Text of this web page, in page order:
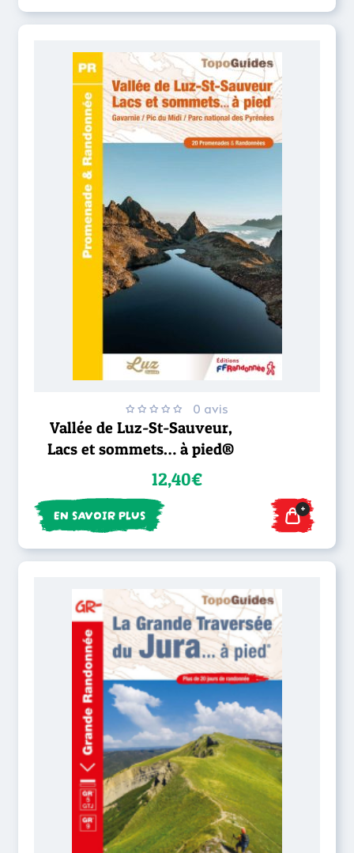
0 avis
Vallée de Luz-St-Sauveur,
Lacs et sommets… à pied®
12,40€
EN SAVOIR PLUS +